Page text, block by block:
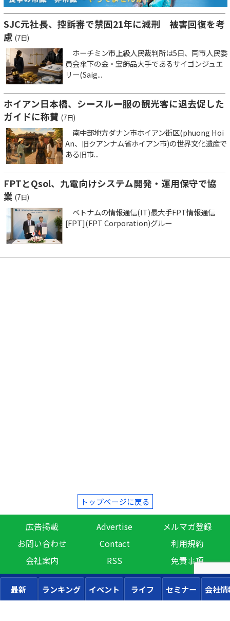
SJC元社長、控訴審で禁固21年に減刑 被害回復を考
慮 (7日)
ホーチミン市上級人民裁判所は5日、同市人民委
員会傘下の金・宝飾品大手であるサイゴンジュエ
リー(Saig...
ホイアン日本橋、シースルー服の観光客に退去促した
ガイドに称賛 (7日)
南中部地方ダナン市ホイアン街区(phuong Hoi
An、旧クアンナム省ホイアン市)の世界文化遺産で
ある旧市...
FPTとQsol、九電向けシステム開発・運用保守で協
業 (7日)
ベトナムの情報通信(IT)最大手FPT情報通信
[FPT](FPT Corporation)グルー
トップページに戻る
広告掲載 Advertise
メルマガ登録
お問い合わせ
Contact
利用規約
会社案内
RSS 免責事項
最新 ランキング イベント ライフ セミナー 会社